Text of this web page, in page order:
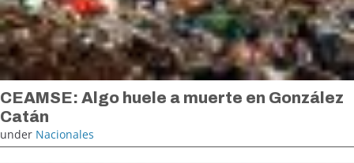
CEAMSE: Algo huele a muerte en González
Catán
under Nacionales